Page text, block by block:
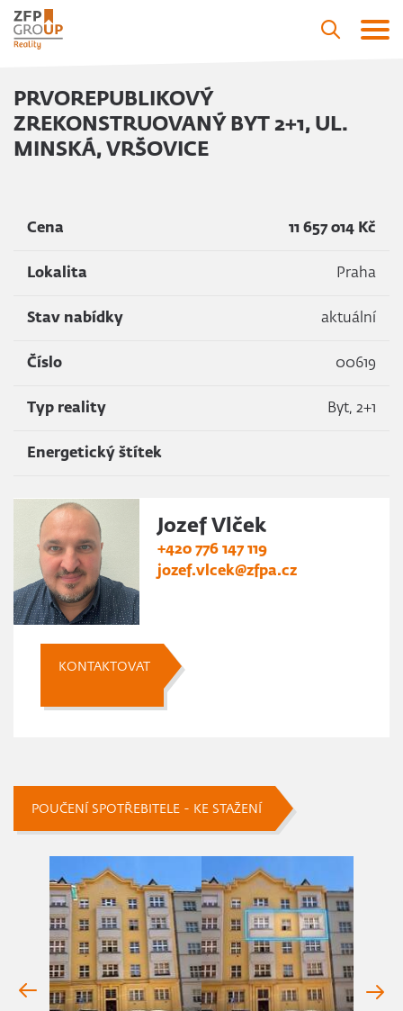
PRVOREPUBLIKOVÝ
ZREKONSTRUOVANÝ BYT 2+1, UL.
MINSKÁ, VRŠOVICE
Cena 11 657 014 Kč
Lokalita Praha
Stav nabídky aktuální
Číslo 00619
Typ reality Byt, 2+1
Energetický štítek
Jozef Vlček
+420 776 147 119
jozef.vlcek@zfpa.cz
KONTAKTOVAT
POUČENÍ SPOTŘEBITELE - KE STAŽENÍ